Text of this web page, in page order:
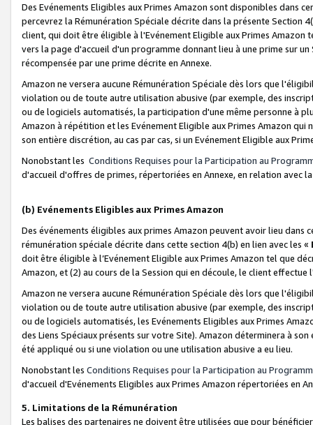
Des Evénements Eligibles aux Primes Amazon sont disponibles dans
percevrez la Rémunération Spéciale décrite dans la présente Section
client, qui doit être éligible à l'Evénement Eligible aux Primes Amazon
vers la page d'accueil d'un programme donnant lieu à une prime sur
récompensée par une prime décrite en Annexe.
Amazon ne versera aucune Rémunération Spéciale dès lors que
violation ou de toute autre utilisation abusive (par exemple, des
ou de logiciels automatisés, la participation d'une même personne à
Amazon à répétition et les Evénement Eligible aux Primes Amazon qui
son entière discrétion, au cas par cas, si un Evénement Eligible aux
Nonobstant les Conditions Requises pour la Participation au
d'accueil d'offres de primes, répertoriées en Annexe, en relation avec
(b) Evénements Eligibles aux Primes Amazon
Des événements éligibles aux primes Amazon peuvent avoir lieu dans
rémunération spéciale décrite dans cette section 4(b) en lien avec les «
doit être éligible à l’Evénement Eligible aux Primes Amazon tel que
Amazon, et (2) au cours de la Session qui en découle, le client
Amazon ne versera aucune Rémunération Spéciale dès lors que
violation ou de toute autre utilisation abusive (par exemple, des
ou de logiciels automatisés, les Evénements Eligibles aux Primes
des Liens Spéciaux présents sur votre Site). Amazon déterminera à
été appliqué ou si une violation ou une utilisation abusive a eu lieu.
Nonobstant les Conditions Requises pour la Participation au
d'accueil d'Evénements Eligibles aux Primes Amazon répertoriées en
5. Limitations de la Rémunération
Les balises des partenaires ne doivent être utilisées que pour